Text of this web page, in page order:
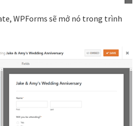
WPForms sẽ mở nó trong trình